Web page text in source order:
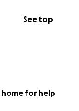
See top
for help